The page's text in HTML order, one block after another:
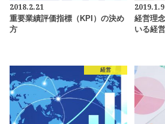
2018.2.21
重要業績評価指標（KPI）の決め
方
2019.1.9
経営理
いる経
経営